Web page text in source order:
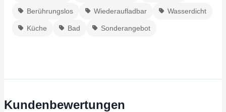
Berührungslos Wiederaufladbar Wasserdicht
Küche Bad Sonderangebot
Kundenbewertungen